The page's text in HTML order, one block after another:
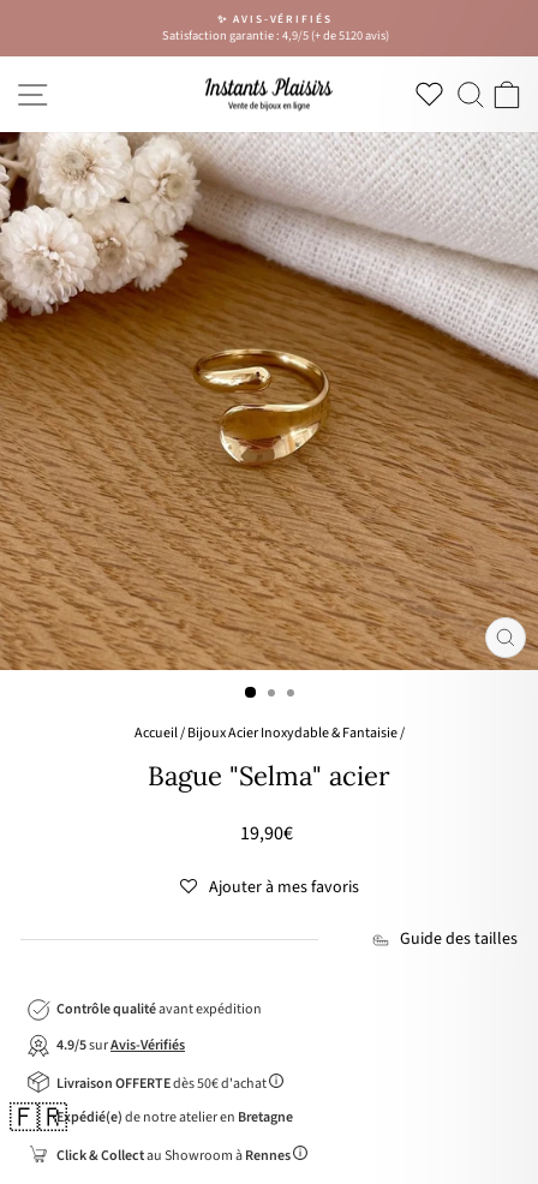
contenu
Diaporama
Pause
✨ AVIS-VÉRIFIÉS
Satisfaction garantie : 4,9/5 (+ de 5120 avis)
Accueil/ Bijoux Acier Inoxydable & Fantaisie/
Bague "Selma" acier
Prix
19,90€
Ajouter à mes favoris
Guide des tailles
Contrôle qualitéavant expédition
4.9/5surAvis-Vérifiés
Livraison OFFERTEdès 50€ d'achat
🇫🇷Expédié(e)de notre atelier en Bretagne
Click & Collectau Showroom àRennes